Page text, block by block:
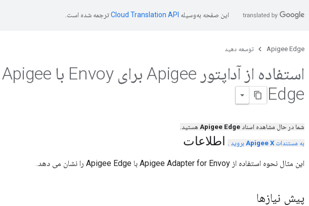
این صفحه به‌وسیله ترجمه شده است.
Apigee Edge توسعه دهید
استفاده از آداپتور Apigee برای Envoy با Apigee
Edge
شما در حال مشاهده اسناد Apigee Edge هستید.
به مستندات Apigee X بروید . اطلاعات
این مثال نحوه استفاده از Apigee Adapter for Envoy با Apigee Edge را نشان می دهد.
پیش نیازها